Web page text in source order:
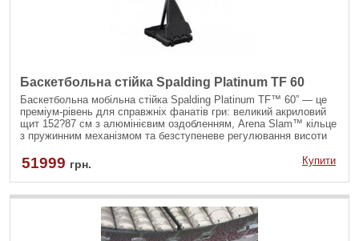
Баскетбольна стійка Spalding Platinum TF 60
Баскетбольна мобільна стійка Spalding Platinum TF™ 60” — це
преміум-рівень для справжніх фанатів гри: великий акриловий
щит 152?87 см з алюмінієвим оздобленням, Arena Slam™ кільце
з пружинним механізмом та безступеневе регулювання висоти
коліщата та містка база на 151 л забезпечують максимальну
стійкість і мобільність.
51999 грн. Купити